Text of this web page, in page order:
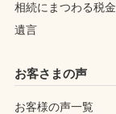
相続にまつわる税金
遺言
お客さまの声
お客様の声一覧